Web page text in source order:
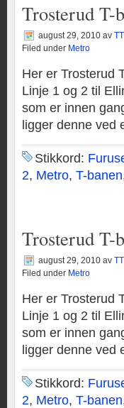
Trosterud T-
august 29, 2010 av TT
Filed under Metro
Her er Trosterud
Linje 1 og 2 til
som er innen
ligger denne ved
Stikkord:
2, Metro, T-banen
Trosterud T-
august 29, 2010 av TT
Filed under Metro
Her er Trosterud
Linje 1 og 2 til
som er innen
ligger denne ved
Stikkord:
2, Metro, T-banen